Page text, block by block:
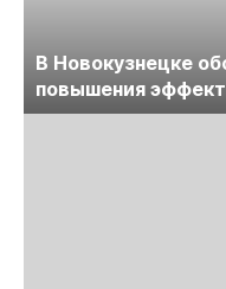
В Новокузнецке
повышения
предприятий